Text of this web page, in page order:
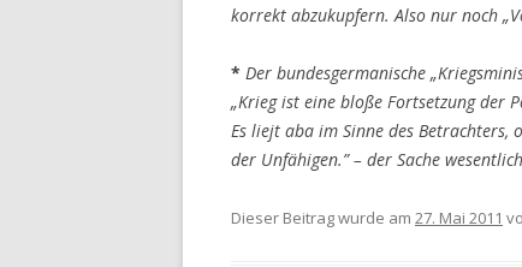
korrekt abzukupfern. Also nur noch
* Der bundesgermanische
„Krieg ist eine bloße Fortsetzung der
Es liejt aba im Sinne des Betrachters,
der Unfähigen.” – der Sache
Dieser Beitrag wurde am 27. Mai 2011